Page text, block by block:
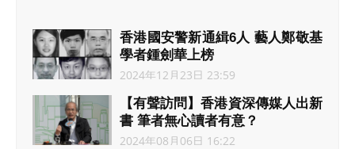
香港國安警新通緝6人 藝人鄭敬基
學者鍾劍華上榜
2024年12月23日 23:59
【有聲訪問】香港資深傳媒人出新
書 筆者無心讀者有意？
2024年08月06日 16:22